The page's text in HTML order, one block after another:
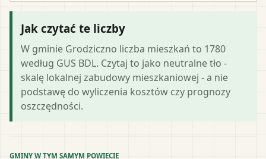
Jak czytać te liczby
W gminie Grodziczno liczba mieszkań to 1780
według GUS BDL. Czytaj to jako neutralne tło -
skalę lokalnej zabudowy mieszkaniowej - a nie
podstawę do wyliczenia kosztów czy prognozy
oszczędności.
GMINY W TYM SAMYM POWIECIE